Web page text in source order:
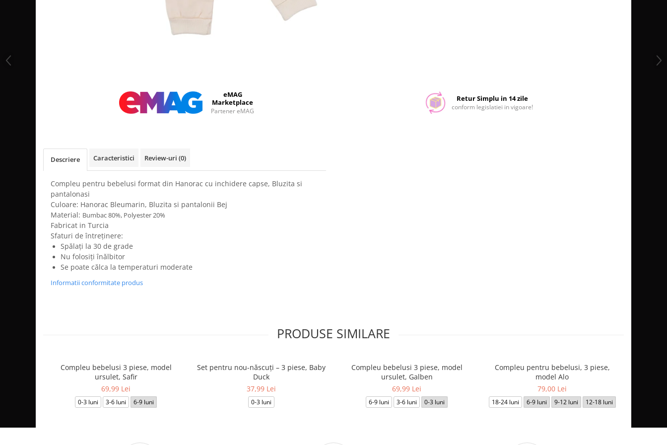
Facebook
eMAG
Marketplace
Partener eMAG
Retur Simplu in 14 zile
conform legislatiei in vigoare!
Descriere Caracteristici Review-uri (0)
Compleu pentru bebelusi format din Hanorac cu inchidere capse, Bluzita si
pantalonasi
Culoare: Hanorac Bleumarin, Bluzita si pantalonii Bej
Material: Bumbac 80%, Polyester 20%
Fabricat in Turcia
Sfaturi de întreținere:
Spălați la 30 de grade
Nu folosiți înălbitor
Se poate călca la temperaturi moderate
Informatii conformitate produs
PRODUSE SIMILARE
Compleu bebelusi 3 piese, model
ursulet, Safir
69,99 Lei
0-3 luni 3-6 luni 6-9 luni
Set pentru nou-născuți – 3 piese, Baby
Duck
37,99 Lei
0-3 luni
Compleu bebelusi 3 piese, model
ursulet, Galben
69,99 Lei
6-9 luni 3-6 luni 0-3 luni
Compleu pentru bebelusi, 3 piese,
model Alo
79,00 Lei
18-24 luni 6-9 luni 9-12 luni 12-18 luni